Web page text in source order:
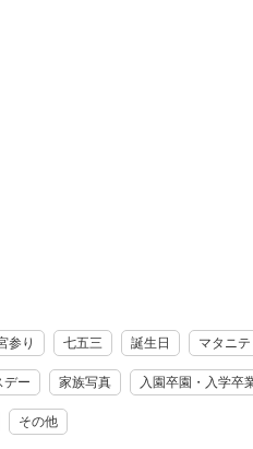
大切にしたナチュラルな撮影を
を受講し、安全面やポージングに
した表情。
よう心を込めて撮影しています
影しております。
三でもお気軽にご相談ください。
影しております。
に残します。
参り 七五三 誕生日 マタニ
デー 家族写真 入園卒園・入学卒
その他